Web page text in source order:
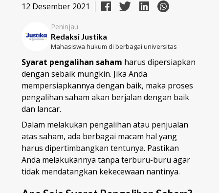
12 Desember 2021
Peninjau
Redaksi Justika
Mahasiswa hukum di berbagai universitas
Syarat pengalihan saham harus dipersiapkan
dengan sebaik mungkin. Jika Anda
mempersiapkannya dengan baik, maka proses
pengalihan saham akan berjalan dengan baik
dan lancar.
Dalam melakukan pengalihan atau penjualan
atas saham, ada berbagai macam hal yang
harus dipertimbangkan tentunya. Pastikan
Anda melakukannya tanpa terburu-buru agar
tidak mendatangkan kekecewaan nantinya.